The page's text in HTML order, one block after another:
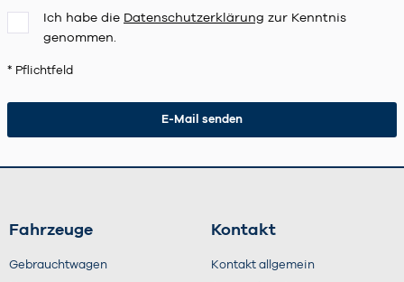
Ich habe die Datenschutzerklärung zur Kenntnis
genommen.
* Pflichtfeld
Fahrzeuge
Gebrauchtwagen
Kontakt
Kontakt allgemein